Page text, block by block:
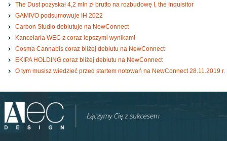
The Dust pozyskał 4,2 mln zł brutto na rozbudowę I, the Inquisitor
GAMIVO podsumowuje IH 2022
Carbon Studio debiutuje na NewConnect
Kancelaria WEC z coraz lepszymi wynikami
Cosma Cannabis coraz bliżej debiutu na NewConnect
EKIPA HOLDING coraz bliżej debiutu na NewConnect
O tym musisz wiedzieć przed startem notowań na NewConnect 28.11.2019 r.